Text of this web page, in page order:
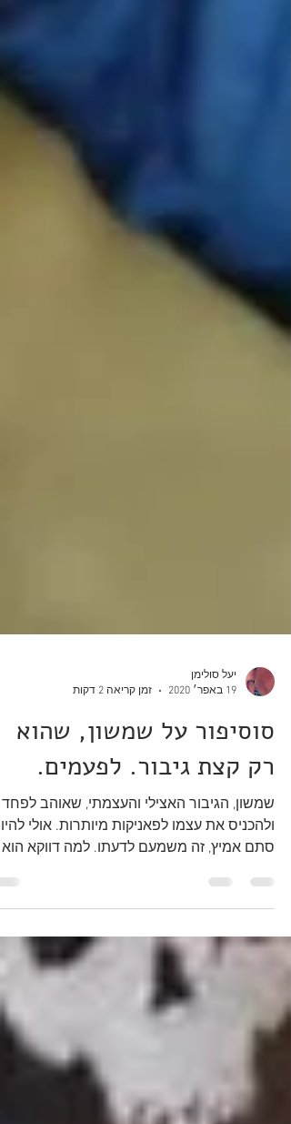
19 באפר׳ 2020
זמן קריאה 2 דקות
סוסיפור על שמשון, שהוא
רק קצת גיבור. לפעמים.
שמשון, הגיבור האצילי והעצמתי, שאוהב לפחד
סתם אמיץ, זה משמעם לדעתו. למה דווקא הוא
גיבור...